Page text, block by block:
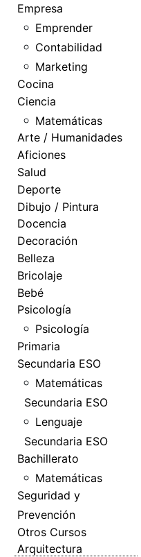
Empresa
Emprender
Contabilidad
Marketing
Cocina
Ciencia
Matemáticas
Arte / Humanidades
Aficiones
Salud
Deporte
Dibujo / Pintura
Docencia
Decoración
Belleza
Bricolaje
Bebé
Psicología
Psicología
Primaria
Secundaria ESO
Matemáticas
Secundaria ESO
Lenguaje
Secundaria ESO
Bachillerato
Matemáticas
Seguridad y
Prevención
Otros Cursos
Arquitectura